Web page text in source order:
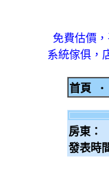
免費估價
系統傢俱，
首頁 ‧
房東：
發表時